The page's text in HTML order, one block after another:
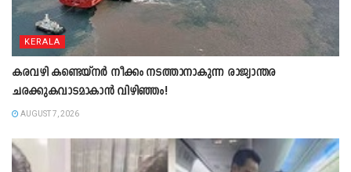
KERALA
കരവഴി കണ്ടെയ്നർ നീക്കം നടത്താനാകുന്ന രാജ്യാന്തര
ചരക്കുകവാടമാകാൻ വിഴിഞ്ഞം!
AUGUST 7, 2026